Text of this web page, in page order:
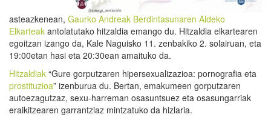
asteazkenean, Gaurko Andreak Berdintasunaren Aldeko
Elkarteak antolatutako hitzaldia emango du. Hitzaldia elkartearen
egoitzan izango da, Kale Naguisko 11. zenbakiko 2. solairuan, eta
19:00etan hasi eta 20:30ean amaituko da.
Hitzaldiak “Gure gorputzaren hipersexualizazioa: pornografia eta
prostituzioa” izenburua du. Bertan, emakumeen gorputzaren
autoezagutzaz, sexu-harreman osasuntsuez eta osasungarriak
eraikitzearen garrantziaz mintzatuko da hizlaria.